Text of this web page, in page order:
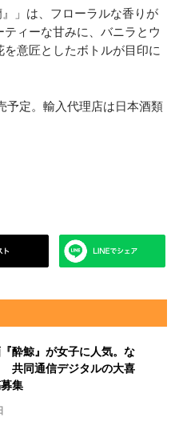
」は、フローラルな香りが
ィーな甘みに、バニラとウ
意匠としたボトルが目印に
定。輸入代理店は日本酒類
『酔鯨』が女子に人気。な
共同通信デジタルの大喜
集